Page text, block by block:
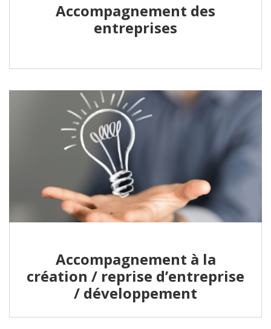
Accompagnement des
entreprises
Accompagnement à la
création / reprise d’entreprise
/ développement